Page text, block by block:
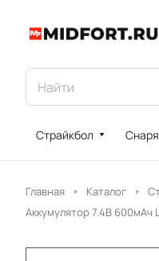
Страйкбол
Главная Каталог
Аккумулятор 7.4В 600мАч